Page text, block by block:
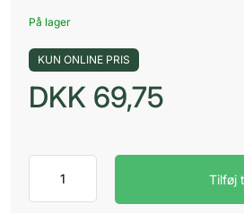
På lager
KUN ONLINE PRIS
DKK 69,75
3
Tilføj